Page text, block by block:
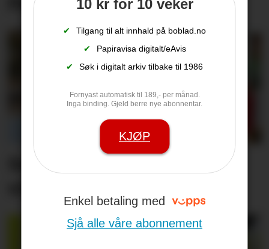
10 kr for 10 veker
✔
Tilgang til alt innhald på boblad.no
✔
Papiravisa digitalt/eAvis
✔
Søk i digitalt arkiv tilbake til 1986
Fornyast automatisk til 189,- per månad.
Inga binding. Gjeld berre nye abonnentar.
KJØP
Enkel betaling med
Sjå alle våre abonnement
Set friske fargar på eit